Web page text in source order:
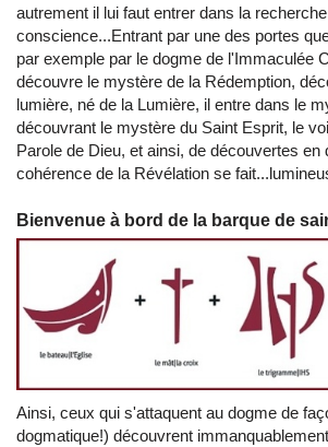
autrement il lui faut entrer dans la
conscience...Entrant par une des portes
par exemple par le dogme de l'Immaculée
découvre le mystère de la Rédemption,
lumière, né de la Lumière, il entre dans le
découvrant le mystère du Saint Esprit, le
Parole de Dieu, et ainsi, de découvertes en
cohérence de la Révélation se
Bienvenue à bord de la barque de
Ainsi, ceux qui s'attaquent au dogme de
dogmatique!) découvrent